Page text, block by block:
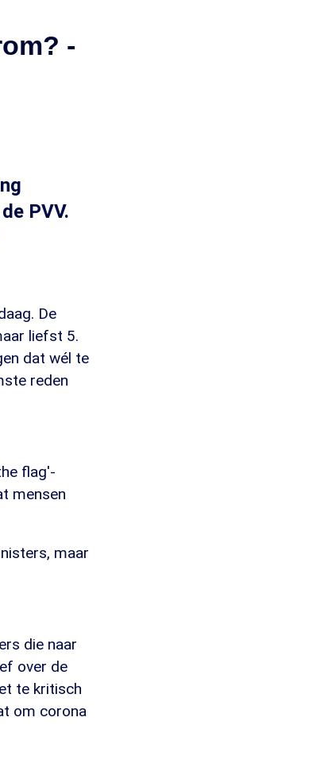
-
PVV.
De
liefst 5.
dat wél te
reden
flag'-
mensen
maar
die naar
over de
te kritisch
om corona